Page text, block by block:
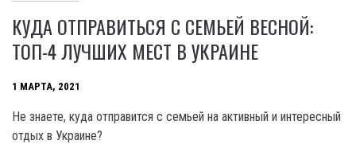
КУДА ОТПРАВИТЬСЯ С СЕМЬЕЙ ВЕСНОЙ:
ТОП-4 ЛУЧШИХ МЕСТ В УКРАИНЕ
1 МАРТА, 2021
Не знаете, куда отправится с семьей на активный и интересный
отдых в Украине?